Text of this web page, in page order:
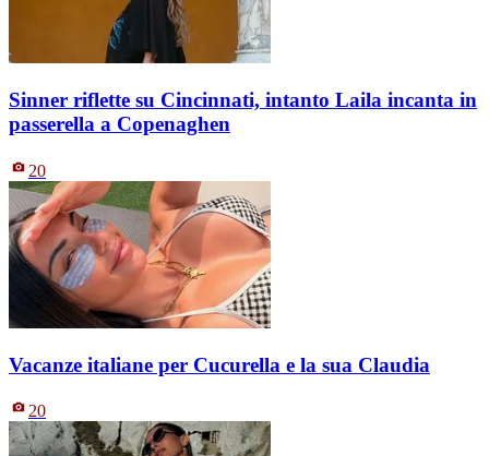
Sinner riflette su Cincinnati, intanto Laila incanta in
passerella a Copenaghen
20
Vacanze italiane per Cucurella e la sua Claudia
20